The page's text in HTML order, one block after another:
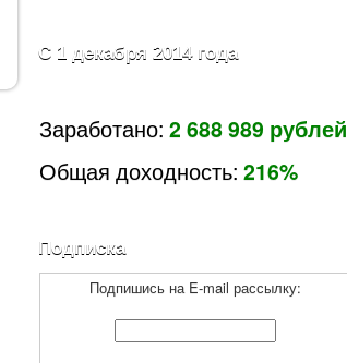
С 1 декабря 2014 года
Заработано: 2 688 989 рублей
Общая доходность: 216%
Подписка
Подпишись на E-mail рассылку: